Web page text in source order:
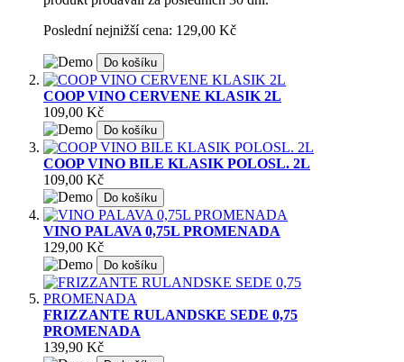
Poslední nejnižší cena: 129,00 Kč
Do košíku
COOP VINO CERVENE KLASIK 2L
109,00 Kč
Do košíku
COOP VINO BILE KLASIK POLOSL. 2L
109,00 Kč
Do košíku
VINO PALAVA 0,75L PROMENADA
129,00 Kč
Do košíku
FRIZZANTE RULANDSKE SEDE 0,75
PROMENADA
139,90 Kč